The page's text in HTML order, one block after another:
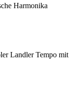
Harmonika
Landler Tempo mit